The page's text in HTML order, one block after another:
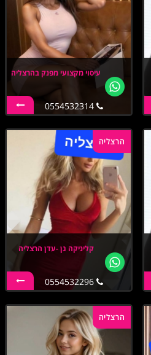
עיסוי מקצועי מפנק בהרצליה
0554532314
הרצליה
קליניקה גן -עדן הרצליה
0554532296
הרצליה